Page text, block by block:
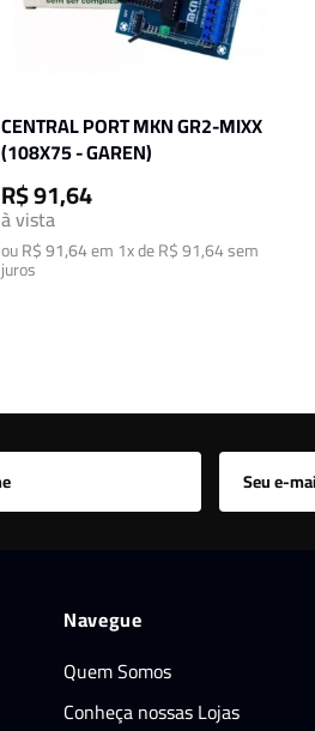
CENTRAL PORT MKN GR2-MIXX
(108X75 - GAREN)
R$ 91,64
à vista
ouR$ 91,64em1x de R$ 91,64sem
juros
Navegue
Quem Somos
Conheça nossas Lojas